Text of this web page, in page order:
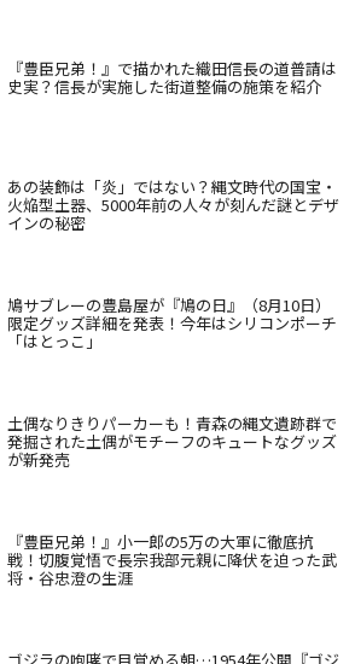
『豊臣兄弟！』で描かれた織田信長の道普請は
史実？信長が実施した街道整備の施策を紹介
あの装飾は「炎」ではない？縄文時代の国宝・
火焔型土器、5000年前の人々が刻んだ謎とデザ
インの秘密
鳩サブレーの豊島屋が『鳩の日』（8月10日）
限定グッズ詳細を発表！今年はシリコンポーチ
「はとっこ」
土偶なりきりパーカーも！青森の縄文遺跡群で
発掘された土偶がモチーフのキュートなグッズ
が新発売
『豊臣兄弟！』小一郎の5万の大軍に徹底抗
戦！切腹覚悟で長宗我部元親に降伏を迫った武
将・谷忠澄の生涯